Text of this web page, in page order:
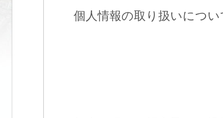
個人情報の取り扱いについ